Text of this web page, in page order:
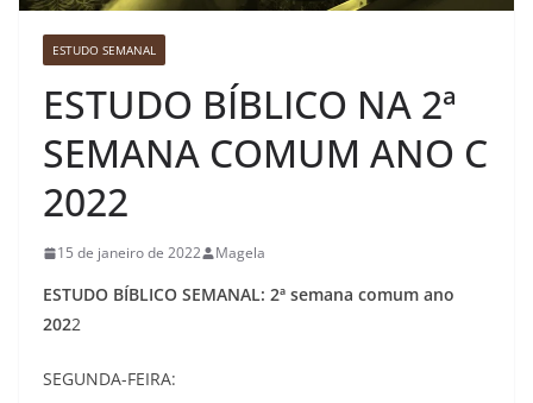
ESTUDO SEMANAL
ESTUDO BÍBLICO NA 2ª
SEMANA COMUM ANO C
2022
15 de janeiro de 2022 Magela
ESTUDO BÍBLICO SEMANAL: 2ª semana comum ano
2022
SEGUNDA-FEIRA: